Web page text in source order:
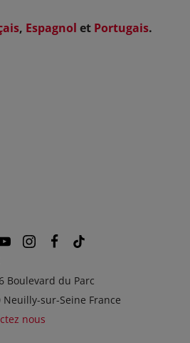
, Espagnol et Portugais.
Boulevard du Parc
Neuilly-sur-Seine France
nous